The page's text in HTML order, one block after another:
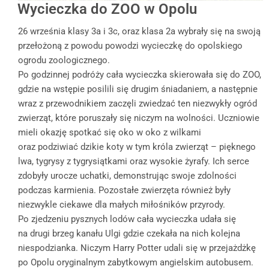
Wycieczka do ZOO w Opolu
26 września klasy 3a i 3c, oraz klasa 2a wybrały się na swoją
przełożoną z powodu powodzi wycieczkę do opolskiego
ogrodu zoologicznego.
Po godzinnej podróży cała wycieczka skierowała się do ZOO,
gdzie na wstępie posilili się drugim śniadaniem, a następnie
wraz z przewodnikiem zaczęli zwiedzać ten niezwykły ogród
zwierząt, które poruszały się niczym na wolności. Uczniowie
mieli okazję spotkać się oko w oko z wilkami
oraz podziwiać dzikie koty w tym króla zwierząt – pięknego
lwa, tygrysy z tygrysiątkami oraz wysokie żyrafy. Ich serce
zdobyły urocze uchatki, demonstrując swoje zdolności
podczas karmienia. Pozostałe zwierzęta również były
niezwykle ciekawe dla małych miłośników przyrody.
Po zjedzeniu pysznych lodów cała wycieczka udała się
na drugi brzeg kanału Ulgi gdzie czekała na nich kolejna
niespodzianka. Niczym Harry Potter udali się w przejażdżkę
po Opolu oryginalnym zabytkowym angielskim autobusem.